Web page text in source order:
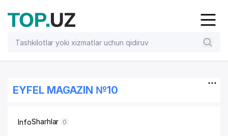
EYFEL MAGAZIN №10
InfoSharhlar 0